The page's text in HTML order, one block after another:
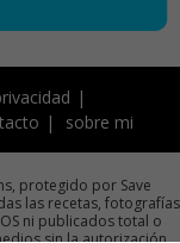
sobre mi
protegido por Save
las recetas, fotografías
ni publicados total o
sin la autorización